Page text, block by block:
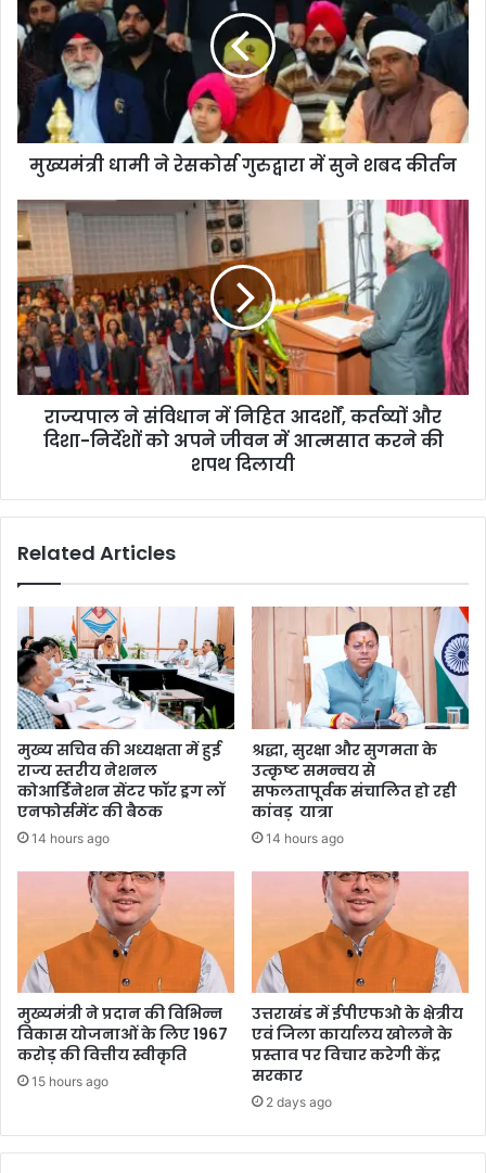
मुख्यमंत्री धामी ने रेसकोर्स गुरुद्वारा में सुने शबद कीर्तन
राज्यपाल ने संविधान में निहित आदर्शों, कर्तव्यों और
दिशा-निर्देशों को अपने जीवन में आत्मसात करने की
शपथ दिलायी
Related Articles
मुख्य सचिव की अध्यक्षता में हुई
राज्य स्तरीय नेशनल
कोआर्डिनेशन सेंटर फॉर ड्रग लॉ
एनफोर्समेंट की बैठक
14 hours ago
श्रद्धा, सुरक्षा और सुगमता के
उत्कृष्ट समन्वय से
सफलतापूर्वक संचालित हो रही
कांवड़ यात्रा
14 hours ago
मुख्यमंत्री ने प्रदान की विभिन्न
विकास योजनाओं के लिए 1967
करोड़ की वित्तीय स्वीकृति
15 hours ago
उत्तराखंड में ईपीएफओ के क्षेत्रीय
एवं जिला कार्यालय खोलने के
प्रस्ताव पर विचार करेगी केंद्र
सरकार
2 days ago